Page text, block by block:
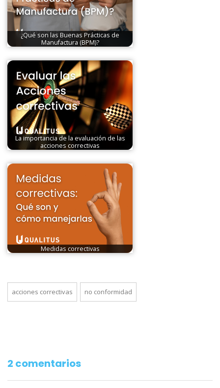
¿Qué son las Buenas Prácticas de
Manufactura (BPM)?
La importancia de la evaluación de las
acciones correctivas
Medidas correctivas
acciones correctivas no conformidad
2 comentarios